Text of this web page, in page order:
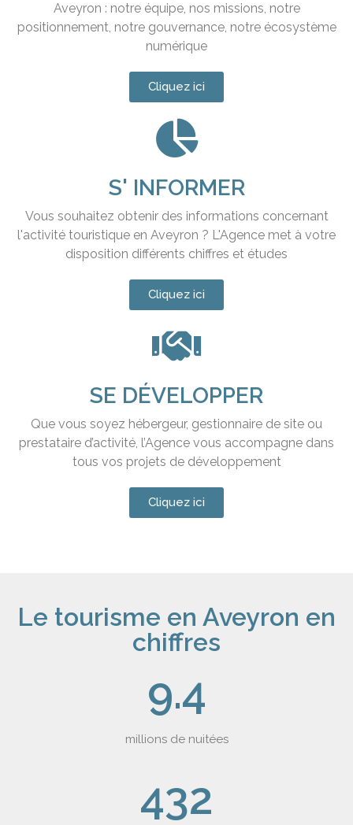
Aveyron : notre équipe, nos missions, notre
positionnement, notre gouvernance, notre écosystème
numérique
Cliquez ici
S' INFORMER
Vous souhaitez obtenir des informations concernant
l'activité touristique en Aveyron ? L'Agence met à votre
disposition différents chiffres et études
Cliquez ici
SE DÉVELOPPER
Que vous soyez hébergeur, gestionnaire de site ou
prestataire d’activité, l’Agence vous accompagne dans
tous vos projets de développement
Cliquez ici
Le tourisme en Aveyron en
chiffres
9.4
millions de nuitées
432